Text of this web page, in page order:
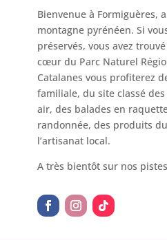
Bienvenue à Formiguères,
montagne pyrénéen. Si
préservés, vous avez
cœur du Parc Naturel
Catalanes vous profiterez
familiale, du site classé
air, des balades en
randonnée, des produits
l’artisanat local.
A très bientôt sur nos